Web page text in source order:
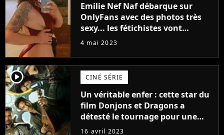
Emilie Nef Naf débarque sur
OnlyFans avec des photos très
sexy... les fétichistes vont
prendre leur pied !
4 mai 2023
player2 CINÉ SÉRIE
Un véritable enfer : cette star du
film Donjons et Dragons a
détesté le tournage pour une
raison très spéciale
16 avril 2023